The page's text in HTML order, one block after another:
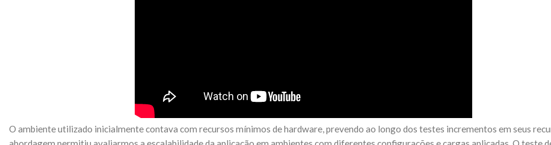
O ambiente utilizado inicialmente contava com recursos mínimos de hardware, prevendo ao longo dos testes incrementos em seus